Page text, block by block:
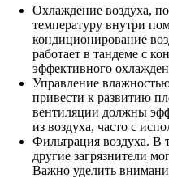
Охлаждение воздуха,
температуру внутри
кондиционирование
работает в тандеме с
эффективного
Управление
привести к развитию
вентиляции должны
из воздуха, часто с
Фильтрация воздуха. В
другие загрязнители
Важно уделить